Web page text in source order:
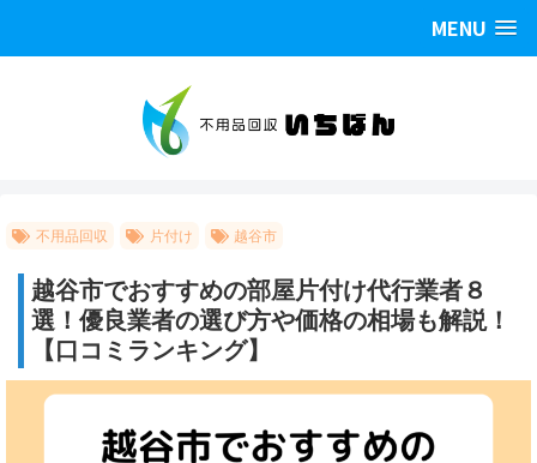
MENU
不用品回収 片付け 越谷市
越谷市でおすすめの部屋片付け代行業者８
選！優良業者の選び方や価格の相場も解説！
【口コミランキング】